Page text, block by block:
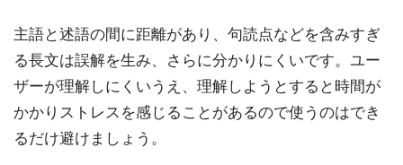
主語と述語の間に距離があり、句読点などを含みすぎ
る長文は誤解を生み、さらに分かりにくいです。ユー
ザーが理解しにくいうえ、理解しようとすると時間が
かかりストレスを感じることがあるので使うのはでき
るだけ避けましょう。